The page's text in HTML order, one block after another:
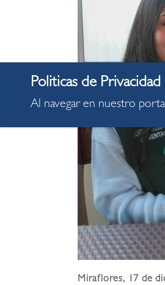
Miraflores, 17 de
Al navegar en nuestro